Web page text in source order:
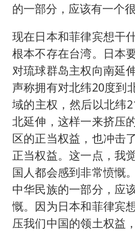
的一部分，应该有一个
现在日本和菲律宾想干
根本不存在台湾。日本
对琉球群岛主权向南延
声称拥有对北纬20度到
域的主权，然后以北纬
北延伸，这样一来挤压
区的正当权益，也冲击
正当权益。这一点，我
国人都会感到非常愤慨
中华民族的一部分，应
慨。因为日本和菲律宾
压我们中国的领土权益